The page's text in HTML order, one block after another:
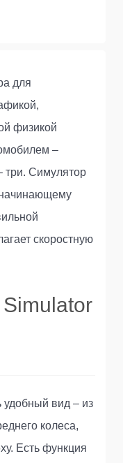
для
физикой
–
три. Симулятор
скоростную
удобный вид – из
колеса,
Есть функция